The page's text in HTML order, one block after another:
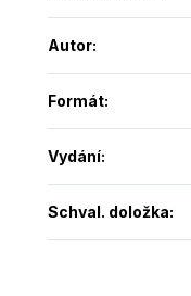
Autor:
Formát:
Vydání:
Schval. doložka: